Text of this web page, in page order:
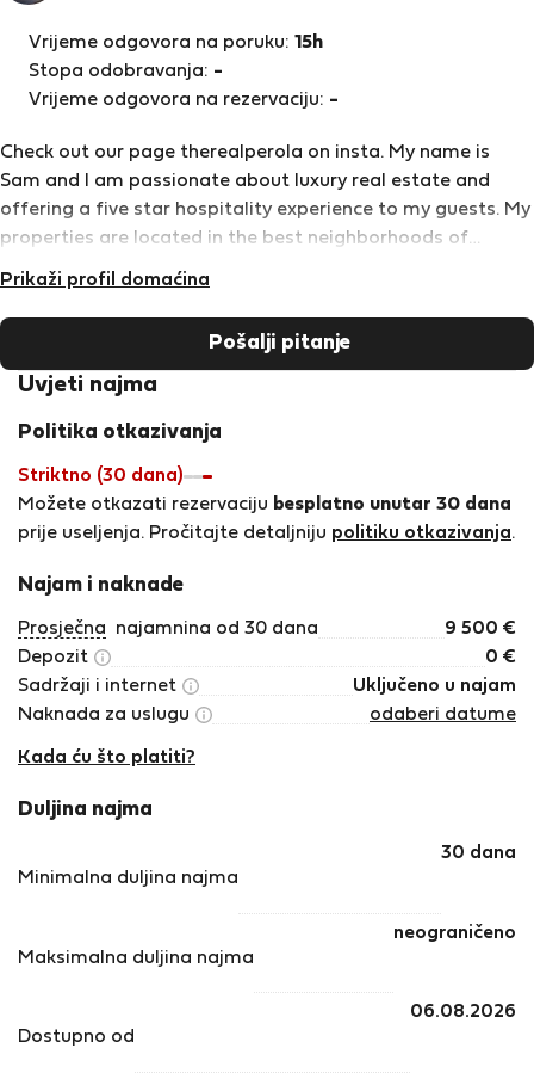
Check out our page therealperola on insta. My name is
Sam and I am passionate about luxury real estate and
offering a five star hospitality experience to my guests. My
properties are located in the best neighborhoods of
Calheta and feature state of the art finishes, amenities,
and comfort loving professionals, families, and couples.
Prikaži profil domaćina
Vrijeme odgovora na poruku: 15h
Stopa odobravanja: -
Vrijeme odgovora na rezervaciju: -
Pošalji pitanje
Uvjeti najma
Politika otkazivanja
Striktno (30 dana)
Možete otkazati rezervaciju besplatno unutar 30 dana
prije useljenja. Pročitajte detaljniju politiku otkazivanja.
Najam i naknade
Prosječna najamnina od 30 dana 9 500 €
Depozit
0 €
Sadržaji i internet
Uključeno u najam
Naknada za uslugu
odaberi datume
Kada ću što platiti?
Duljina najma
Minimalna duljina najma
30 dana
Maksimalna duljina najma
neograničeno
Dostupno od
06.08.2026